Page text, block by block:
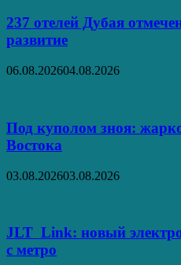
237 отелей Дубая
развитие
06.08.202604.08.2026
Под куполом зноя:
Востока
03.08.202603.08.2026
JLT Link: новый
с метро